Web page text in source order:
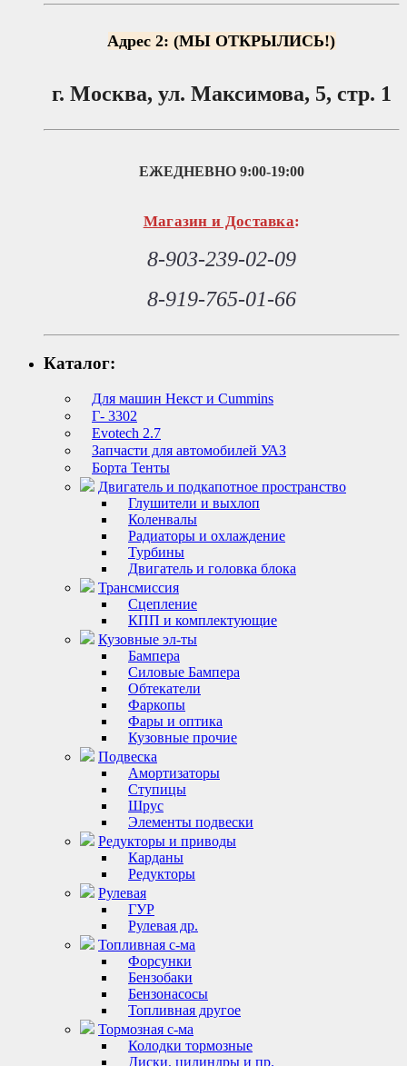
Адрес 2: (МЫ ОТКРЫЛИСЬ!)
г. Москва, ул. Максимова, 5, стр. 1
ЕЖЕДНЕВНО 9:00-19:00
Магазин и Доставка:
8-903-239-02-09
8-919-765-01-66
Каталог:
Для машин Некст и Cummins
Г- 3302
Evotech 2.7
Запчасти для автомобилей УАЗ
Борта Тенты
Двигатель и подкапотное пространство
Глушители и выхлоп
Коленвалы
Радиаторы и охлаждение
Турбины
Двигатель и головка блока
Трансмиссия
Сцепление
КПП и комплектующие
Кузовные эл-ты
Бампера
Силовые Бампера
Обтекатели
Фаркопы
Фары и оптика
Кузовные прочие
Подвеска
Амортизаторы
Ступицы
Шрус
Элементы подвески
Редукторы и приводы
Карданы
Редукторы
Рулевая
ГУР
Рулевая др.
Топливная с-ма
Форсунки
Бензобаки
Бензонасосы
Топливная другое
Тормозная с-ма
Колодки тормозные
Диски, цилиндры и пр.